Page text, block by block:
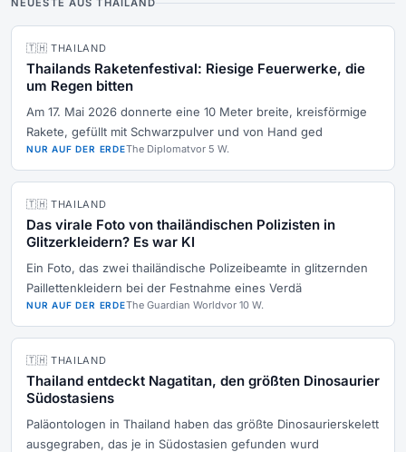
NEUESTE AUS THAILAND
🇹🇭 THAILAND
Thailands Raketenfestival: Riesige Feuerwerke, die
um Regen bitten
Am 17. Mai 2026 donnerte eine 10 Meter breite, kreisförmige
Rakete, gefüllt mit Schwarzpulver und von Hand ged
NUR AUF DER ERDEThe Diplomatvor 5 W.
🇹🇭 THAILAND
Das virale Foto von thailändischen Polizisten in
Glitzerkleidern? Es war KI
Ein Foto, das zwei thailändische Polizeibeamte in glitzernden
Paillettenkleidern bei der Festnahme eines Verdä
NUR AUF DER ERDEThe Guardian Worldvor 10 W.
🇹🇭 THAILAND
Thailand entdeckt Nagatitan, den größten Dinosaurier
Südostasiens
Paläontologen in Thailand haben das größte Dinosaurierskelett
ausgegraben, das je in Südostasien gefunden wurd